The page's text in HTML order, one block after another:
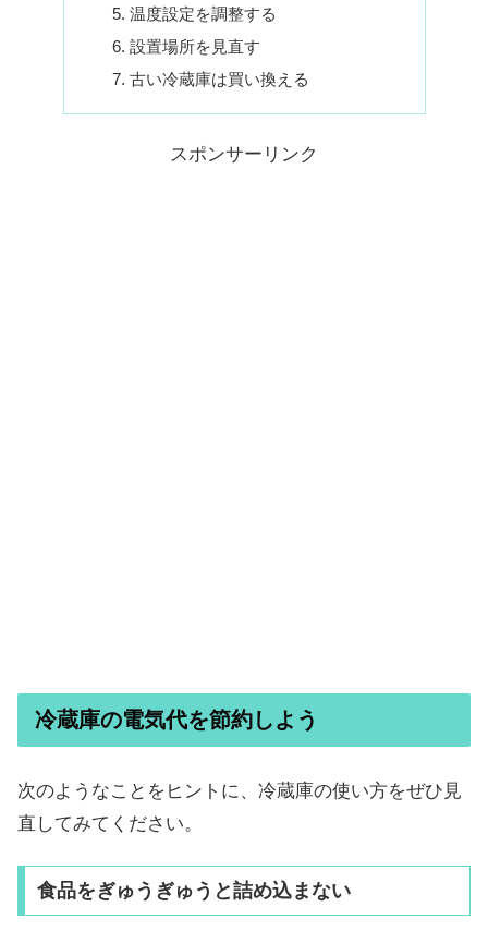
温度設定を調整する
設置場所を見直す
古い冷蔵庫は買い換える
スポンサーリンク
冷蔵庫の電気代を節約しよう
次のようなことをヒントに、冷蔵庫の使い方をぜひ見
直してみてください。
食品をぎゅうぎゅうと詰め込まない